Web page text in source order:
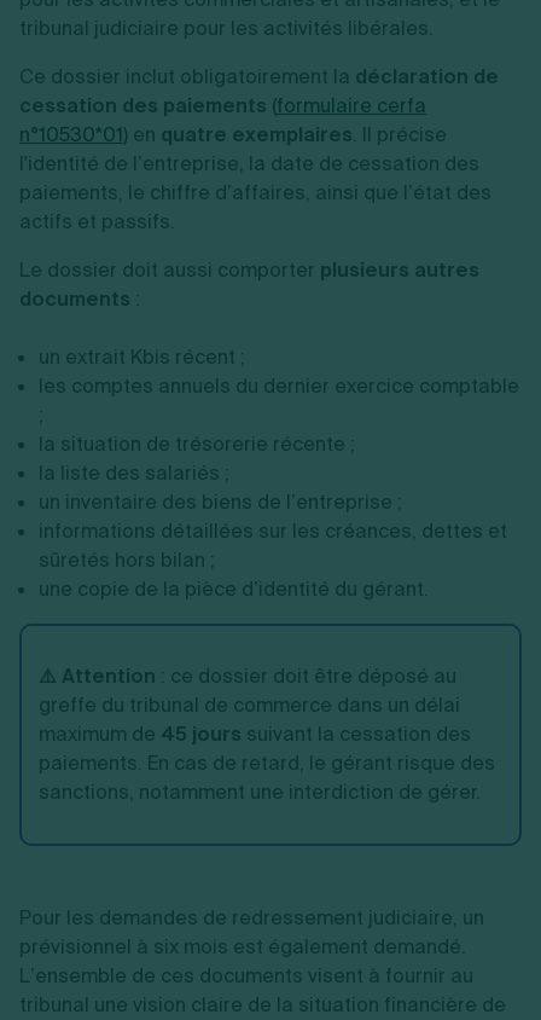
tribunal judiciaire pour les activités libérales.
Ce dossier inclut obligatoirement la déclaration de
cessation des paiements (formulaire cerfa
n°10530*01) en quatre exemplaires. Il précise
l'identité de l’entreprise, la date de cessation des
paiements, le chiffre d’affaires, ainsi que l’état des
actifs et passifs.
Le dossier doit aussi comporter plusieurs autres
documents :
un extrait Kbis récent ;
les comptes annuels du dernier exercice comptable
;
la situation de trésorerie récente ;
la liste des salariés ;
un inventaire des biens de l’entreprise ;
informations détaillées sur les créances, dettes et
sûretés hors bilan ;
une copie de la pièce d’identité du gérant.
⚠️ Attention : ce dossier doit être déposé au
greffe du tribunal de commerce dans un délai
maximum de 45 jours suivant la cessation des
paiements. En cas de retard, le gérant risque des
sanctions, notamment une interdiction de gérer.
Pour les demandes de redressement judiciaire, un
prévisionnel à six mois est également demandé.
L’ensemble de ces documents visent à fournir au
tribunal une vision claire de la situation financière de